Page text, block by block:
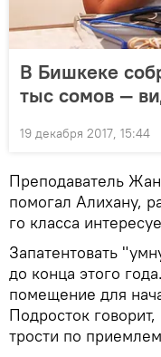
В Бишкеке
тыс сомов —
19 декабря 2017, 15:44
Преподаватель
помогал Алихану,
го класса
Запатентовать
до конца этого
помещение для
Подросток
трости по